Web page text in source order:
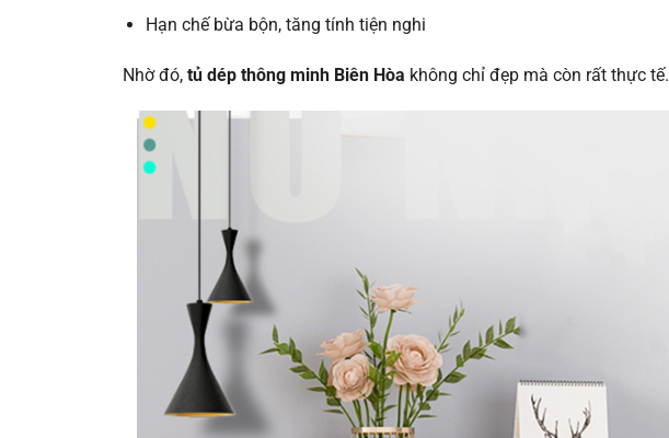
Hạn chế bừa bộn, tăng tính tiện nghi
Nhờ đó, tủ dép thông minh Biên Hòa không chỉ đẹp mà còn rất thực tế.